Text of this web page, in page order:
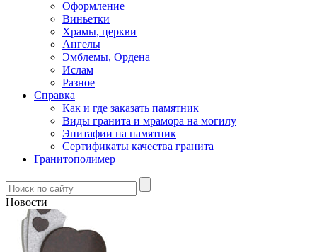
Оформление
Виньетки
Храмы, церкви
Ангелы
Эмблемы, Ордена
Ислам
Разное
Справка
Как и где заказать памятник
Виды гранита и мрамора на могилу
Эпитафии на памятник
Сертификаты качества гранита
Гранитополимер
Новости